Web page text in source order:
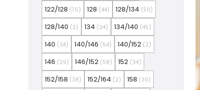
122/128 (75) 128 (44) 128/134 (50)
128/140 (2) 134 (24) 134/140 (45)
140 (34) 140/146 (54) 140/152 (2)
146 (29) 146/152 (58) 152 (34)
152/158 (38) 152/164 (2) 158 (30)